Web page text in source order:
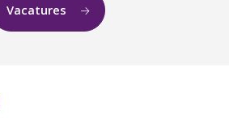
Vacatures